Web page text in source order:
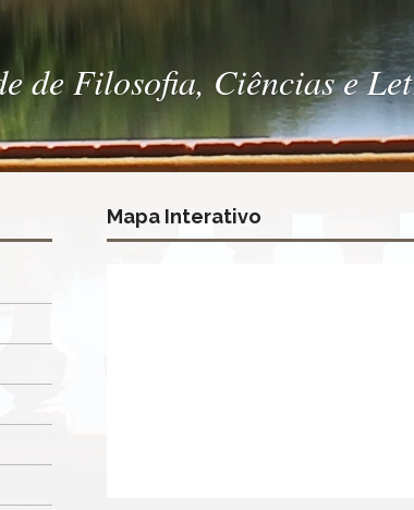
de Filosofia, Ciências e
Mapa Interativo